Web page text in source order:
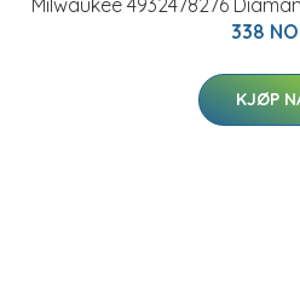
Milwaukee 4932478276
338
KJØP